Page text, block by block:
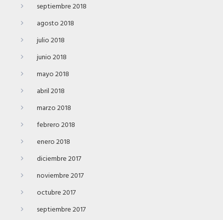
septiembre 2018
agosto 2018
julio 2018
junio 2018
mayo 2018
abril 2018
marzo 2018
febrero 2018
enero 2018
diciembre 2017
noviembre 2017
octubre 2017
septiembre 2017